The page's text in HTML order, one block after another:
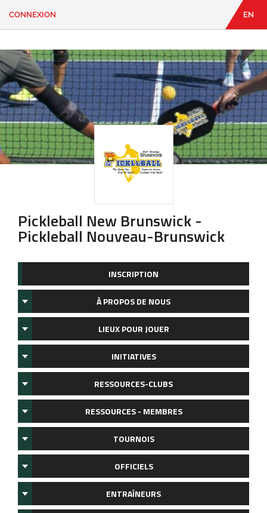
CONTACT
Vous
cherchez
quelque
chose?
CONNEXION EN
Pickleball New Brunswick -
Pickleball Nouveau-Brunswick
INSCRIPTION
À PROPOS DE NOUS
LIEUX POUR JOUER
INITIATIVES
RESSOURCES-CLUBS
RESSOURCES - MEMBRES
TOURNOIS
OFFICIELS
ENTRAÎNEURS